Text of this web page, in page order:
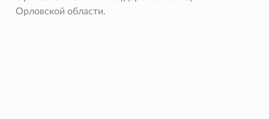
Орловской области.